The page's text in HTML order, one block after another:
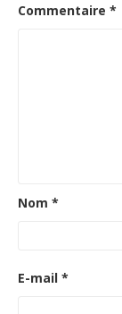
Commentaire *
Nom *
E-mail *